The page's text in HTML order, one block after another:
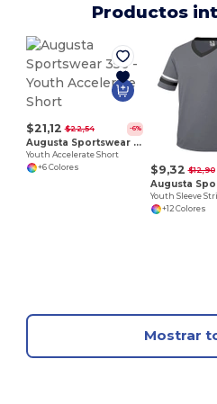
Productos
$21,12 $22,54 -6%
Augusta Sportswear 356
Youth Accelerate Short
+6 Colores
$9,32 $12,90
Youth Sleeve
+12 Colores
Mostrar